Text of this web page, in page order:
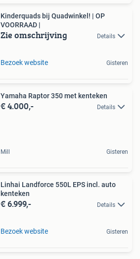
Kinderquads bij Quadwinkel! | OP
VOORRAAD |
Zie omschrijving Details
Bezoek website Gisteren
Yamaha Raptor 350 met kenteken
€ 4.000,- Details
Mill Gisteren
Linhai Landforce 550L EPS incl. auto
kenteken
€ 6.999,- Details
Bezoek website Gisteren